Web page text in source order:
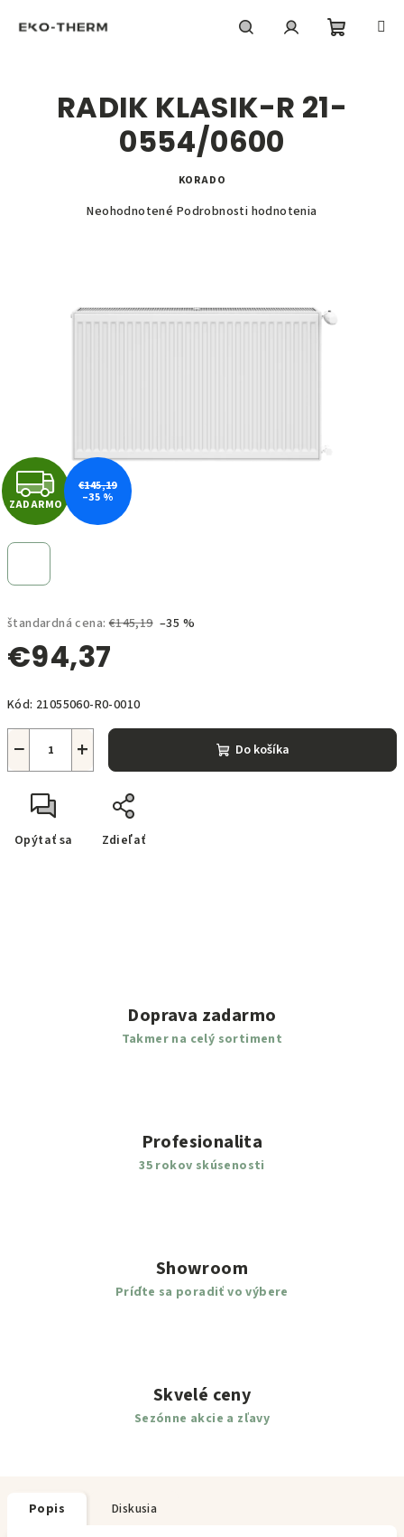
košík
štandardná cena: €145,19 –35 %
€94,37
cena:
Kód: 21055060-R0-0010
+
− Do košíka
Opýtať sa Zdieľať
RADIK KLASIK-R 21-
0554/0600
KORADO
Priemerné
5
Neohodnotené Podrobnosti hodnotenia
Z
A
R
M
O
ZADARMO
€145,19
–35 %
Doprava zadarmo
Takmer na celý sortiment
Profesionalita
35 rokov skúsenosti
Showroom
Príďte sa poradiť vo výbere
Skvelé ceny
Sezónne akcie a zľavy
Popis Diskusia